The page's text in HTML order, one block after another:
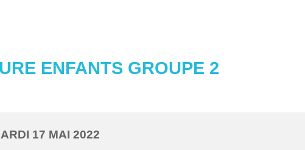
ENFANTS GROUPE 2
17 MAI 2022